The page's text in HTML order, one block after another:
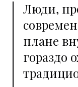
Люди,
плане
гораздо